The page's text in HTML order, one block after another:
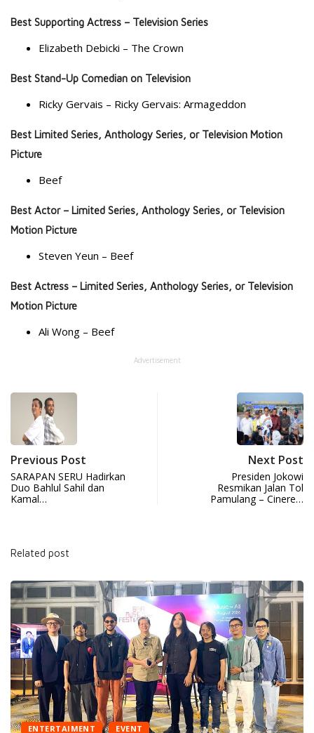
Best Supporting Actress – Television Series
Elizabeth Debicki – The Crown
Best Stand-Up Comedian on Television
Ricky Gervais – Ricky Gervais: Armageddon
Best Limited Series, Anthology Series, or Television Motion
Picture
Beef
Best Actor – Limited Series, Anthology Series, or Television
Motion Picture
Steven Yeun – Beef
Best Actress – Limited Series, Anthology Series, or Television
Motion Picture
Ali Wong – Beef
Advertisement
Previous Post
SARAPAN SERU Hadirkan
Duo Bahlul Sahil dan
Kamal…
Next Post
Presiden Jokowi
Resmikan Jalan Tol
Pamulang – Cinere…
Related post